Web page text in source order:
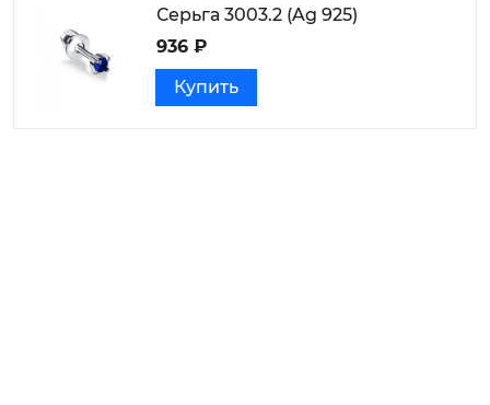
Серьга 3003.2 (Ag 925)
936 ₽
Купить